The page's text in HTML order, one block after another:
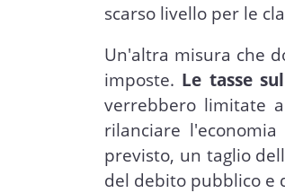
scarso livello per le
Un'altra misura che
imposte. Le tasse
verrebbero limitate
rilanciare
previsto, un taglio
del debito pubblico e